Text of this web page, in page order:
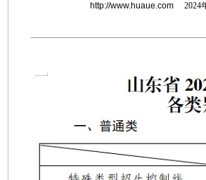
http://www.huaue.com2024